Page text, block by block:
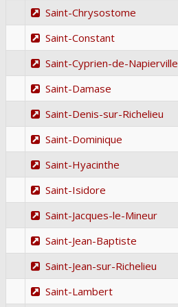
Saint-Chrysostome
Saint-Constant
Saint-Cyprien-de-Napierville
Saint-Damase
Saint-Denis-sur-Richelieu
Saint-Dominique
Saint-Hyacinthe
Saint-Isidore
Saint-Jacques-le-Mineur
Saint-Jean-Baptiste
Saint-Jean-sur-Richelieu
Saint-Lambert